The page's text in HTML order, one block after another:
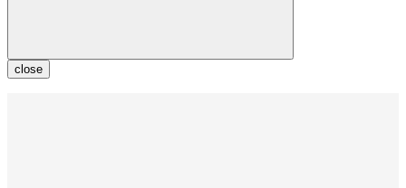
close